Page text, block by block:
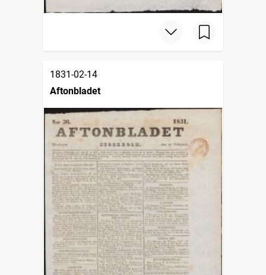
1831-02-14
Aftonbladet